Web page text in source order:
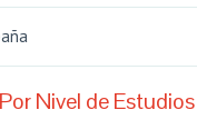
Nivel de Estudios